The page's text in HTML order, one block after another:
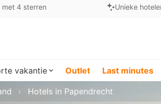
met 4 sterren Unieke
vakantie Outlet Last minutes
Hotels in Papendrecht